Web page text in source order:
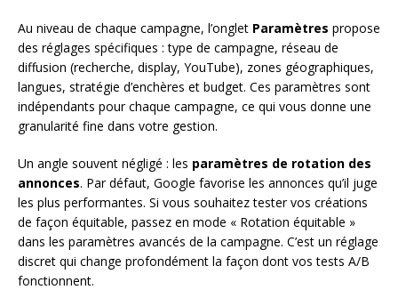
Au niveau de chaque campagne, l’onglet Paramètres propose
des réglages spécifiques : type de campagne, réseau de
diffusion (recherche, display, YouTube), zones géographiques,
langues, stratégie d’enchères et budget. Ces paramètres sont
indépendants pour chaque campagne, ce qui vous donne une
granularité fine dans votre gestion.
Un angle souvent négligé : les paramètres de rotation des
annonces. Par défaut, Google favorise les annonces qu’il juge
les plus performantes. Si vous souhaitez tester vos créations
de façon équitable, passez en mode « Rotation équitable »
dans les paramètres avancés de la campagne. C’est un réglage
discret qui change profondément la façon dont vos tests A/B
fonctionnent.